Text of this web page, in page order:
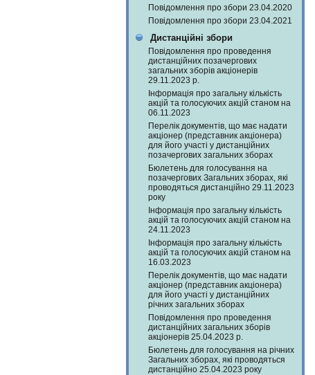
Повідомлення про збори 23.04.2020
Повідомлення про збори 23.04.2021
Дистанційні збори
Повідомлення про проведення
дистанційних позачергових
загальних зборів акціонерів
29.11.2023 р.
Інформація про загальну кількість
акцій та голосуючих акцій станом на
06.11.2023
Перелік документів, що має надати
акціонер (представник акціонера)
для його участі у дистанційних
позачергових загальних зборах
Бюлетень для голосування на
позачергових Загальних зборах, які
проводяться дистанційно 29.11.2023
року
Інформація про загальну кількість
акцій та голосуючих акцій станом на
24.11.2023
Інформація про загальну кількість
акцій та голосуючих акцій станом на
16.03.2023
Перелік документів, що має надати
акціонер (представник акціонера)
для його участі у дистанційних
річних загальних зборах
Повідомлення про проведення
дистанційних загальних зборів
акціонерів 25.04.2023 р.
Бюлетень для голосування на річних
Загальних зборах, які проводяться
дистанційно 25.04.2023 року